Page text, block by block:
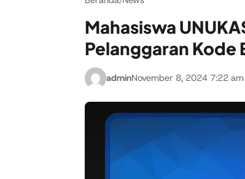
Mahasiswa
Pelanggaran Kode
adminNovember 8, 2024 7:22 am